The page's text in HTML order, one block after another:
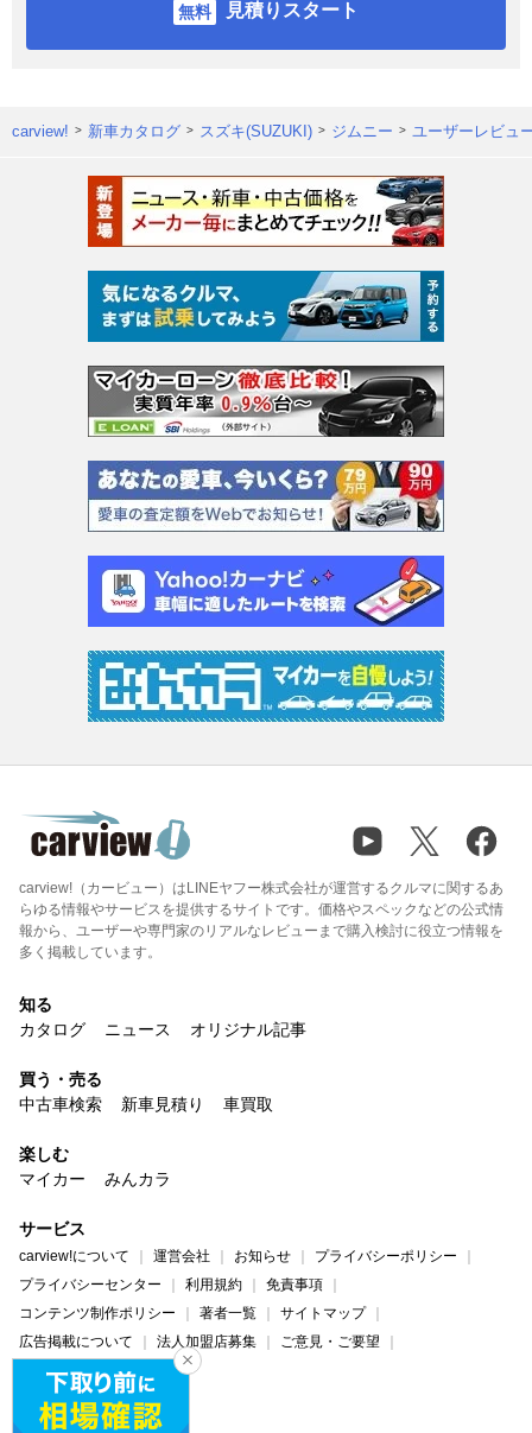
見積りスタート
carview! 新車カタログ スズキ(SUZUKI) ジムニー ユーザーレビュ
carview!（カービュー）はLINEヤフー株式会社が運営するクルマに関するあ
らゆる情報やサービスを提供するサイトです。価格やスペックなどの公式情
報から、ユーザーや専門家のリアルなレビューまで購入検討に役立つ情報を
多く掲載しています。
知る
カタログ
ニュース オリジナル記事
買う・売る
中古車検索
新車見積り 車買取
楽しむ
マイカー
みんカラ
サービス
carview!について 運営会社 お知らせ
プライバシーポリシー
プライバシーセンター
利用規約
免責事項
コンテンツ制作ポリシー
著者一覧
サイトマップ
広告掲載について
法人加盟店募集
ご意見・ご要望
ヘルプ・お問い合わせ
carview! Yahoo! JAPAN